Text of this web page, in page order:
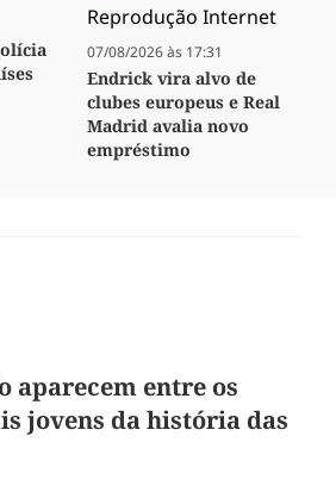
07/08/2026 às 17:31
Endrick vira alvo de
clubes europeus e Real
Madrid avalia novo
empréstimo
aparecem entre os
jovens da história das